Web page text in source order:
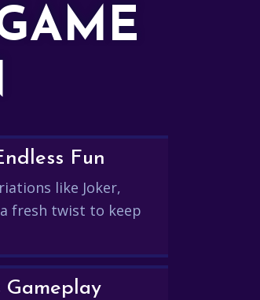
Fun
like Joker,
a fresh twist to keep
Gameplay